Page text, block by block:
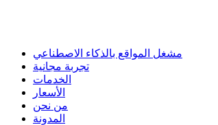
مشغل المواقع بالذكاء الاصطناعي
تجربة مجانية
الخدمات
الأسعار
من نحن
المدونة